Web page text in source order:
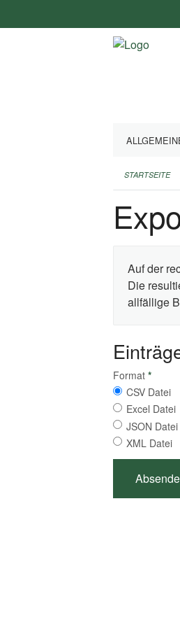
überspringen
STARTSEITE
Auf der
Die
allfällige
Format *
CSV Datei
Excel Datei
JSON Datei
XML Datei